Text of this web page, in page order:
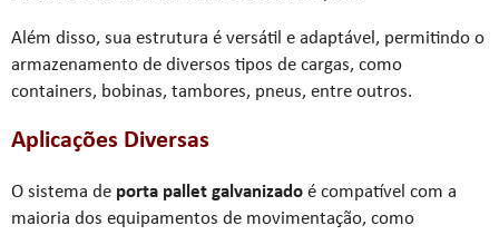
Além disso, sua estrutura é versátil e adaptável, permitindo o
armazenamento de diversos tipos de cargas, como
containers, bobinas, tambores, pneus, entre outros.
Aplicações Diversas
O sistema de porta pallet galvanizado é compatível com a
maioria dos equipamentos de movimentação, como